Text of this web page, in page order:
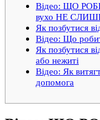
Відео: ЩО
вухо НЕ
Як позбутися
Відео: Що
Як позбутися
або нежиті
Відео: Як
допомога